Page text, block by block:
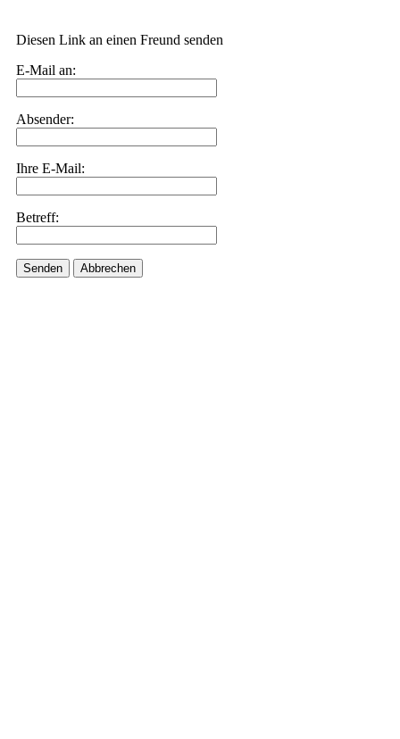
Diesen Link an einen Freund senden
E-Mail an:
Absender:
Ihre E-Mail:
Betreff:
Senden Abbrechen